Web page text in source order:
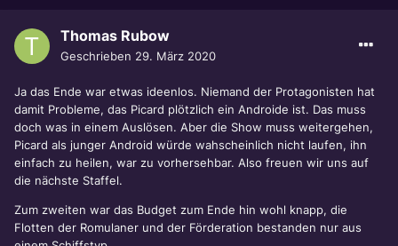
Thomas Rubow
Geschrieben 29. März 2020
Ja das Ende war etwas ideenlos. Niemand der Protagonisten hat
damit Probleme, das Picard plötzlich ein Androide ist. Das muss
doch was in einem Auslösen. Aber die Show muss weitergehen,
Picard als junger Android würde wahscheinlich nicht laufen, ihn
einfach zu heilen, war zu vorhersehbar. Also freuen wir uns auf
die nächste Staffel.
Zum zweiten war das Budget zum Ende hin wohl knapp, die
Flotten der Romulaner und der Förderation bestanden nur aus